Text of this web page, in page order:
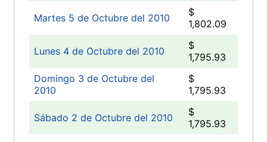
Martes 5 de Octubre del 2010
$
1,802.09
Lunes 4 de Octubre del 2010
$
1,795.93
Domingo 3 de Octubre del
2010
$
1,795.93
Sábado 2 de Octubre del 2010
$
1,795.93